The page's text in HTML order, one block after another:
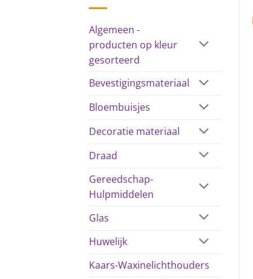
Algemeen -
producten op kleur
gesorteerd
Bevestigingsmateriaal
Bloembuisjes
Decoratie materiaal
Draad
Gereedschap-
Hulpmiddelen
Glas
Huwelijk
Kaars-Waxinelichthouders